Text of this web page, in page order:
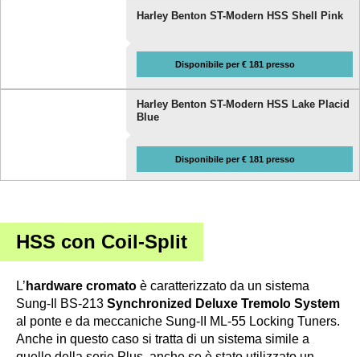
Harley Benton ST-Modern HSS Shell Pink
Disponibile per € 181 presso
Harley Benton ST-Modern HSS Lake Placid
Blue
Disponibile per € 181 presso
HSS con Coil-Split
L’ hardware cromato è caratterizzato da un sistema
Sung-Il BS-213 Synchronized Deluxe Tremolo System
al ponte e da meccaniche Sung-II ML-55 Locking Tuners.
Anche in questo caso si tratta di un sistema simile a